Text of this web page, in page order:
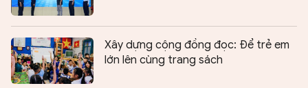
Xây dựng cộng đồng đọc: Để trẻ em
lớn lên cùng trang sách